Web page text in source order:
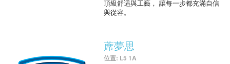
頂級舒适與工藝， 讓每一步都充滿自信
與從容。
蓆夢思
位置: L5 1A